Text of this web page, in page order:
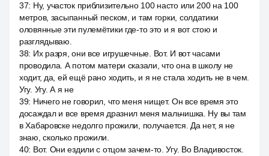
37: Ну, участок приблизительно 100 насто или 200 на 100
метров, засыпанный песком, и там горки, солдатики
оловянные эти пулемётики где-то это и я вот стою и
разглядываю.
38: Их разря, они все игрушечные. Вот. И вот часами
проводила. А потом матери сказали, что она в школу не
ходит, да, ей ещё рано ходить, и я не стала ходить не в чем.
Угу. Угу. А я не
39: Ничего не говорил, что меня нищет. Он все время это
досаждал и все время дразнил меня мальчишка. Ну вы там
в Хабаровске недолго прожили, получается. Да нет, я не
знаю, сколько прожили.
40: Вот. Они ездили с отцом зачем-то. Угу. Во Владивосток.